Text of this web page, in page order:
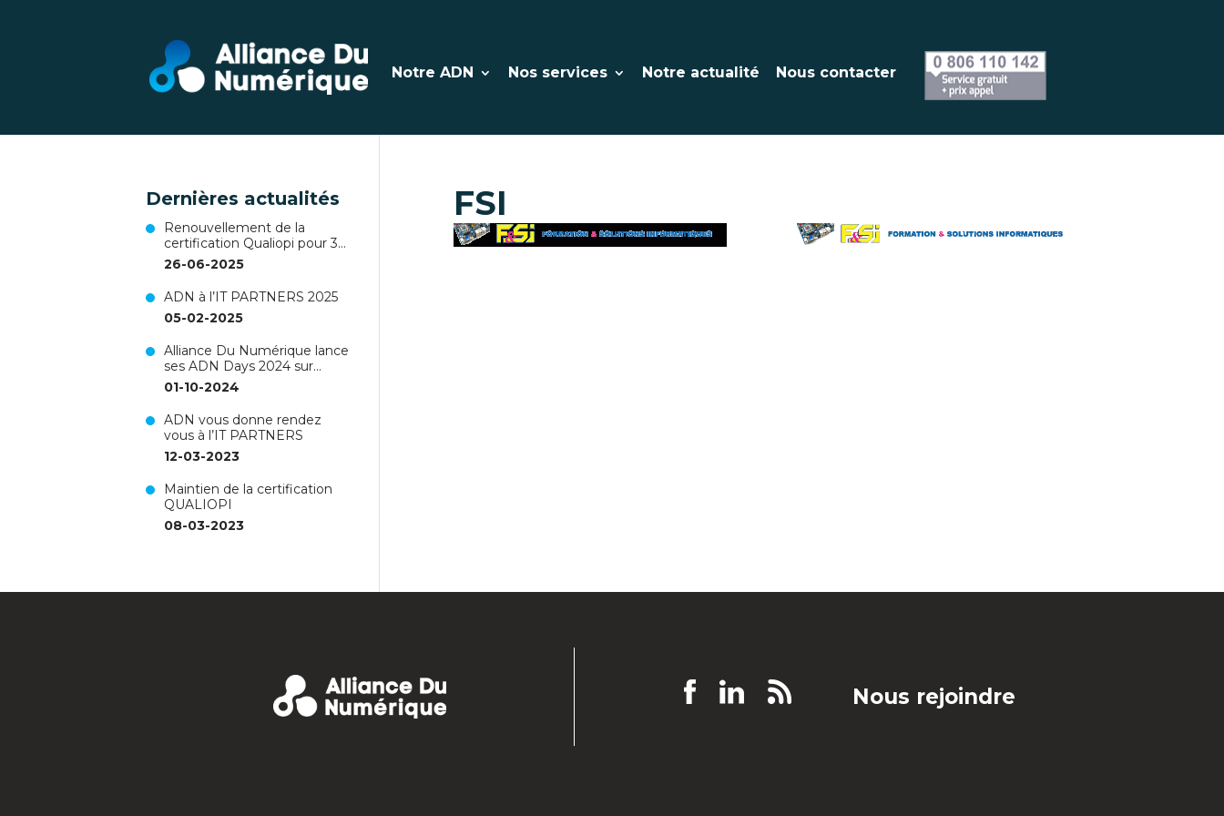
Notre ADN Nos services Notre actualité Nous contacter
FSI
Dernières actualités
Renouvellement de la
certification Qualiopi pour 3
ans !
26-06-2025
ADN à l’IT PARTNERS 2025
05-02-2025
Alliance Du Numérique lance
ses ADN Days 2024 sur
Nantes !
01-10-2024
ADN vous donne rendez
vous à l’IT PARTNERS
12-03-2023
Maintien de la certification
QUALIOPI
08-03-2023
Nous rejoindre